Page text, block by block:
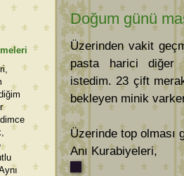
Doğum günü
Üzerinden vakit
pasta harici diğer
istedim. 23 çift
bekleyen minik
Üzerinde top olması
Anı Kurabiyeleri,